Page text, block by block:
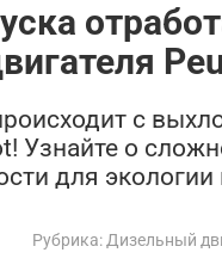
с
Узнайте о
для экологии
Рубрика: Дизельный